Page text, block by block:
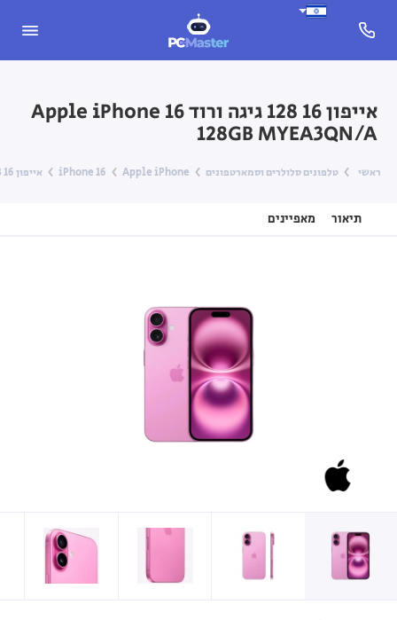
אייפון 16 128 גיגה ורוד Apple iPhone 16
128GB MYEA3QN/A
ראשי טלפונים סלולרים וסמארטפונים Apple iPhone
iPhone 16 אייפון 16 128 גיגה ורוד Apple iPhone 16 128GB MYEA3QN/A
תיאור מאפיינים